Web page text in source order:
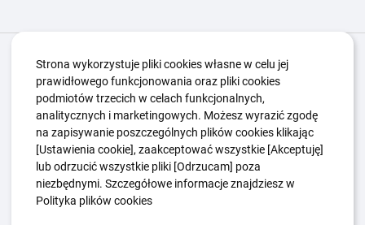
Igrzyska Paralimpijskie O nas
Kwalifikacje ZSK
Kluby Aktualności
Edukacja
Guttmanny Kontakt
Polityka Ochrony Dzieci
Sygnaliści
Polityka plików cookie
Strona wykorzystuje pliki cookies własne w celu jej
prawidłowego funkcjonowania oraz pliki cookies
podmiotów trzecich w celach funkcjonalnych,
analitycznych i marketingowych. Możesz wyrazić zgodę
na zapisywanie poszczególnych plików cookies klikając
[Ustawienia cookie], zaakceptować wszystkie [Akceptuję]
lub odrzucić wszystkie pliki [Odrzucam] poza
niezbędnymi. Szczegółowe informacje znajdziesz w
Polityka plików cookies